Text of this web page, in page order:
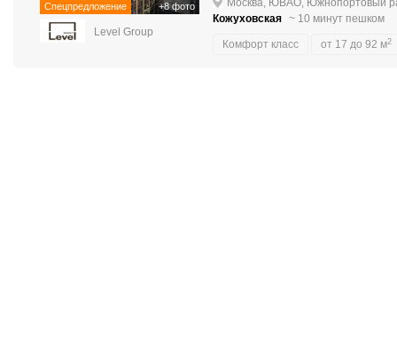
Спецпредложение +8 фото
Level Group
Москва, ЮВАО, Южнопортовый
Кожуховская ~ 10 минут пешком
Комфорт класс от 17 до 92 м2